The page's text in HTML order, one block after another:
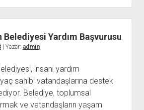
Belediyesi Yardım Başvurusu
| Yazar: admin
insani yardım
sahibi vatandaşlarına destek
Belediye, toplumsal
ve vatandaşların yaşam